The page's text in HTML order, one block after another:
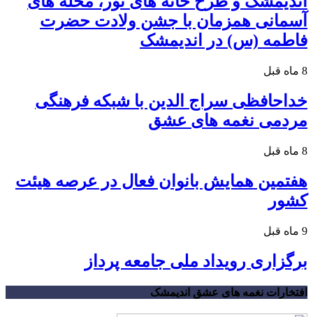
آسمانی همزمان با جشن ولادت حضرت
فاطمه (س) در اندیمشک
8 ماه قبل
خداحافظی سراج الدین با شبکه فرهنگی
مردمی نغمه های عشق
8 ماه قبل
هفتمین همایش بانوان فعال در عرصه‌ هیئت
کشور
9 ماه قبل
برگزاری رویداد ملی جامعه پرداز
افتخارات نغمه های عشق اندیمشک